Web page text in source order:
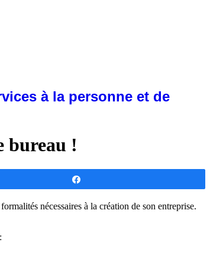
à la personne et de
bureau !
nécessaires à la création de son entreprise.